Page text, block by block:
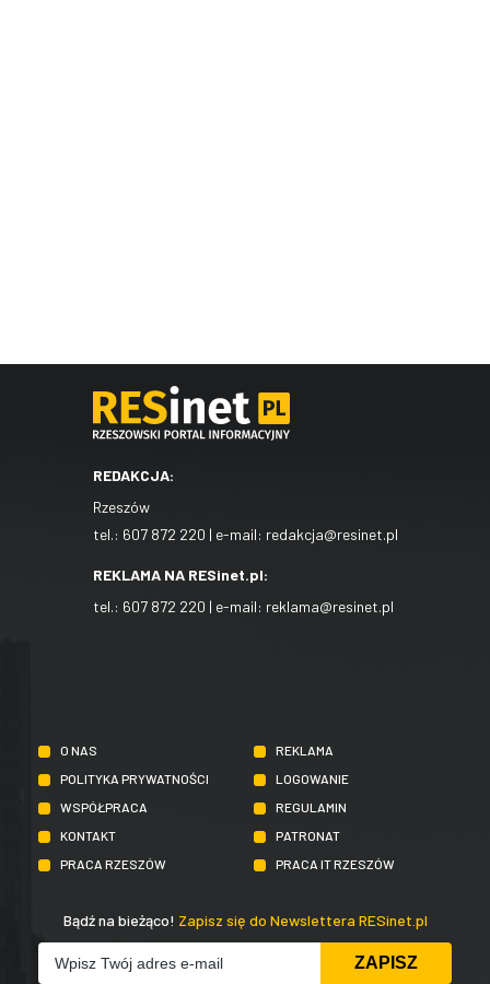
REDAKCJA:
Rzeszów
tel.: 607 872 220 | e-mail: redakcja@resinet.pl
REKLAMA NA RESinet.pl:
tel.: 607 872 220 | e-mail: reklama@resinet.pl
O NAS
REKLAMA
POLITYKA PRYWATNOŚCI
LOGOWANIE
WSPÓŁPRACA
REGULAMIN
KONTAKT
PATRONAT
PRACA RZESZÓW
PRACA IT RZESZÓW
Bądź na bieżąco! Zapisz się do Newslettera RESinet.pl